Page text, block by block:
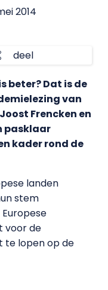
2014
deel
beter? Dat is de
van
Frencken en
pasklaar
kader rond de
landen
stem
voor de
te lopen op de